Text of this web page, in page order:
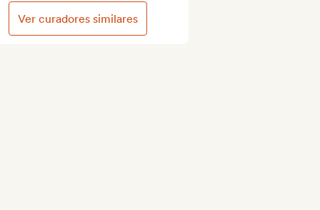
Ver curadores similares